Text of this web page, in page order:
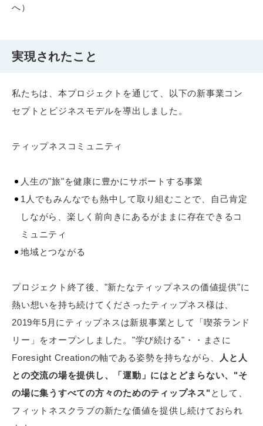
へ）
実現されたこと
私たちは、本プロジェクトを通じて、以下の新事業コン
セプトとビジネスモデルを導出しました。
ティップネスコミュニティ
人生の"旅"を健康に豊かにサポートする事業
1人でもみんなでも熱中して取り組むことで、自己肯定
しながら、楽しく前向きにあるがままに存在できるコ
ミュニティ
地域とつながる
プロジェクト終了後、"新たなティップネスの価値提供"に
熱い想いを持ち続けてくださったティップネス様は、
2019年5月にティップネスは新規事業として「喫茶ランド
リー」をオープンしました。"学び続ける"・・まさに
Foresight Creationの軸である姿勢を持ちながら、
人と人
との交流の場を提供し、「運動」にはとどまらない、"そ
の場に集うすべての方々のためのティップネス" として、
フィットネスクラブの新たな価値を提供し続けておられ